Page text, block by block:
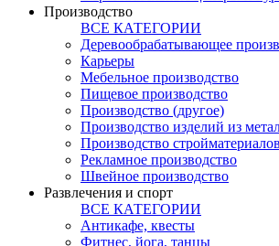
Производство
ВСЕ КАТЕГОРИИ
Деревообрабатывающее
Карьеры
Мебельное производство
Пищевое производство
Производство (другое)
Производство изделий из
Производство стройматериалов
Рекламное производство
Швейное производство
Развлечения и спорт
ВСЕ КАТЕГОРИИ
Антикафе, квесты
Фитнес, йога, танцы